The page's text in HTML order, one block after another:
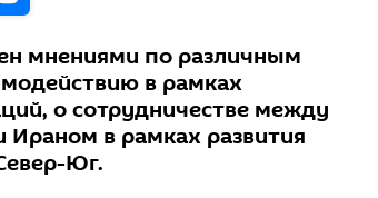
мнениями по различным
в рамках
о сотрудничестве между
в рамках развития
Юг.